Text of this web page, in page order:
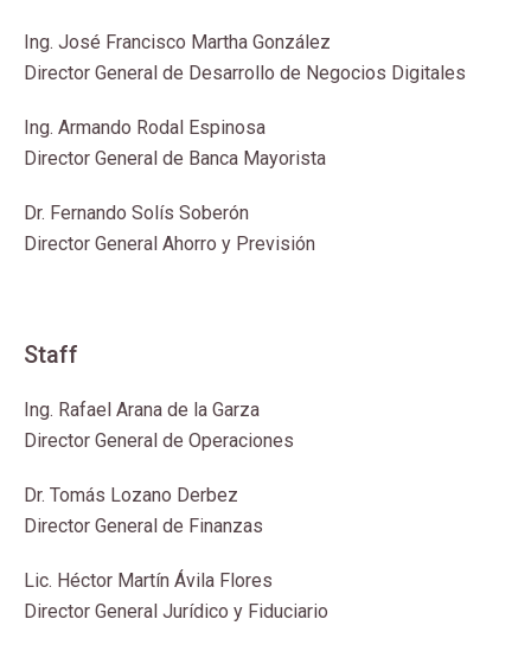
Ing. José Francisco Martha González
Director General de Desarrollo de Negocios Digitales
Ing. Armando Rodal Espinosa
Director General de Banca Mayorista
Dr. Fernando Solís Soberón
Director General Ahorro y Previsión
Staff
Ing. Rafael Arana de la Garza
Director General de Operaciones
Dr. Tomás Lozano Derbez
Director General de Finanzas
Lic. Héctor Martín Ávila Flores
Director General Jurídico y Fiduciario